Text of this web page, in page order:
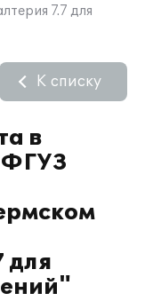
7.7 для
в
для
К списку